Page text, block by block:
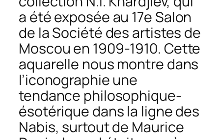
a été exposée au 17e Salon
de la Société des artistes de
Moscou en 1909-1910. Cette
aquarelle nous montre dans
l’iconographie une
tendance philosophique-
ésotérique dans la ligne des
Nabis, surtout de Maurice